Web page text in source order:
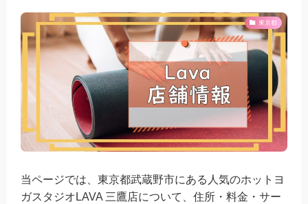
東京都
当ページでは、東京都武蔵野市にある人気のホットヨ
ガスタジオLAVA 三鷹店について、住所・料金・サー